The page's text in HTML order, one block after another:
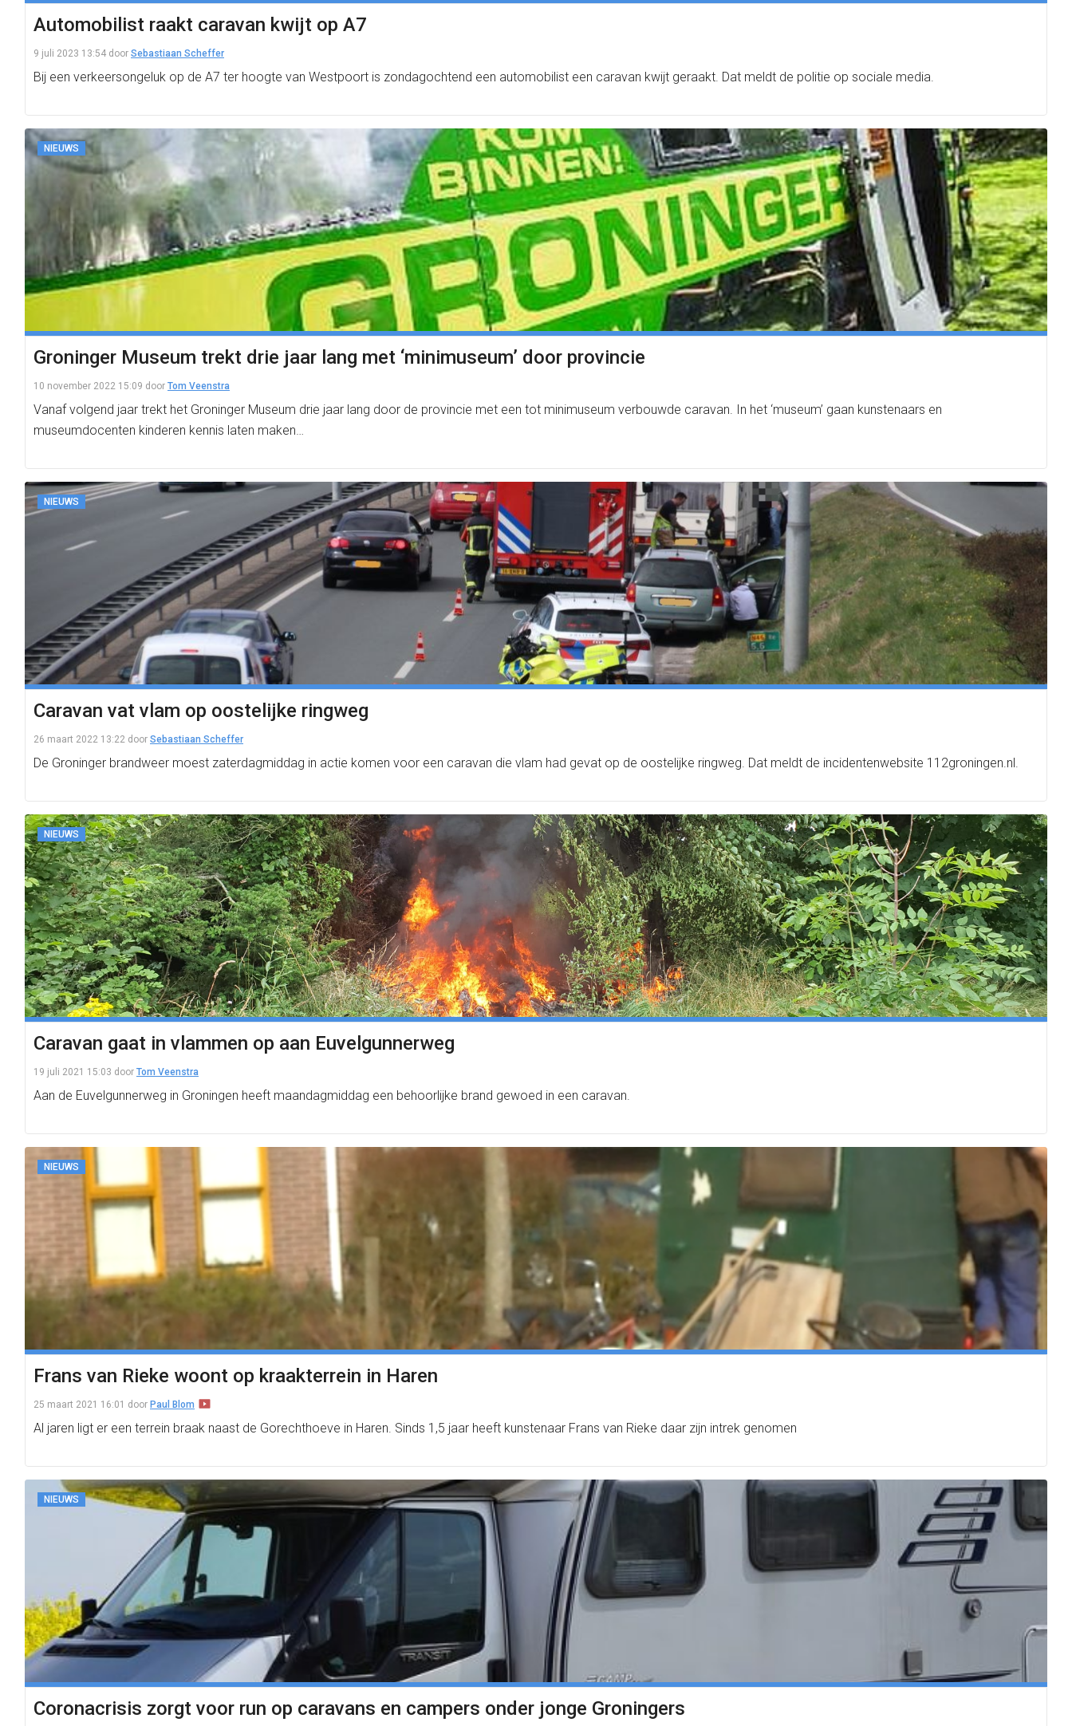
Automobilist raakt caravan kwijt op A7
9 juli 2023 13:54 door Sebastiaan Scheffer
Bij een verkeersongeluk op de A7 ter hoogte van Westpoort is zondagochtend een automobilist een caravan kwijt geraakt. Dat meldt de politie op sociale media.
NIEUWS
Groninger Museum trekt drie jaar lang met ‘minimuseum’ door provincie
10 november 2022 15:09 door Tom Veenstra
Vanaf volgend jaar trekt het Groninger Museum drie jaar lang door de provincie met een tot minimuseum verbouwde caravan. In het ‘museum’ gaan kunstenaars en
museumdocenten kinderen kennis laten maken…
NIEUWS
Caravan vat vlam op oostelijke ringweg
26 maart 2022 13:22 door Sebastiaan Scheffer
De Groninger brandweer moest zaterdagmiddag in actie komen voor een caravan die vlam had gevat op de oostelijke ringweg. Dat meldt de incidentenwebsite 112groningen.nl.
NIEUWS
Caravan gaat in vlammen op aan Euvelgunnerweg
19 juli 2021 15:03 door Tom Veenstra
Aan de Euvelgunnerweg in Groningen heeft maandagmiddag een behoorlijke brand gewoed in een caravan.
NIEUWS
Frans van Rieke woont op kraakterrein in Haren
25 maart 2021 16:01 door Paul Blom
Al jaren ligt er een terrein braak naast de Gorechthoeve in Haren. Sinds 1,5 jaar heeft kunstenaar Frans van Rieke daar zijn intrek genomen
NIEUWS
Coronacrisis zorgt voor run op caravans en campers onder jonge Groningers